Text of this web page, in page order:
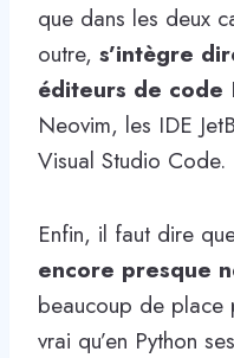
que dans les deux
outre, s’intègre
éditeurs de code
Neovim, les IDE
Visual Studio Code.
Enfin, il faut dire
encore presque
beaucoup de place
vrai qu’en Python